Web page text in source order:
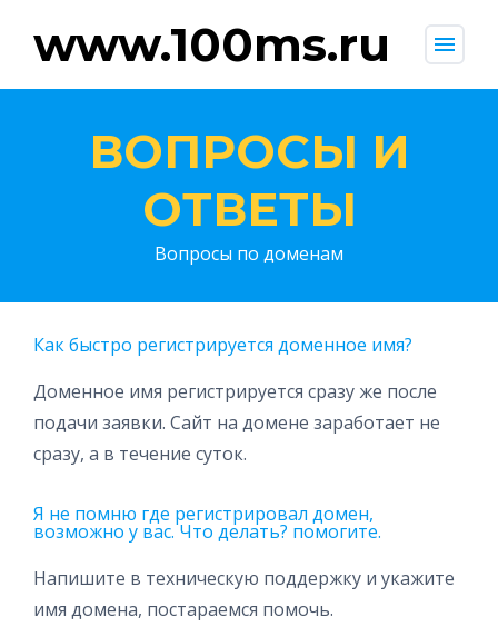
www.100ms.ru menu
ВОПРОСЫ И
ОТВЕТЫ
Вопросы по доменам
Как быстро регистрируется доменное имя?
Доменное имя регистрируется сразу же после
подачи заявки. Сайт на домене заработает не
сразу, а в течение суток.
Я не помню где регистрировал домен,
возможно у вас. Что делать? помогите.
Напишите в техническую поддержку и укажите
имя домена, постараемся помочь.